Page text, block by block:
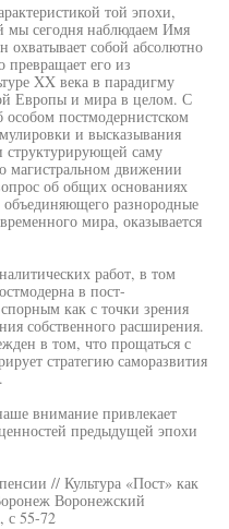
той эпохи,
мы сегодня наблюдаем Имя
охватывает собой абсолютно
превращает его из
XX века в парадигму
Европы и мира в целом. С
постмодернистском
и высказывания
структурирующей саму
магистральном движении
об общих основаниях
разнородные
мира, оказывается
работ, в том
в пост-
как с точки зрения
собственного расширения.
в том, что прощаться с
стратегию саморазвития
внимание привлекает
предыдущей эпохи
// Культура «Пост» как
Воронежский
с 55-72